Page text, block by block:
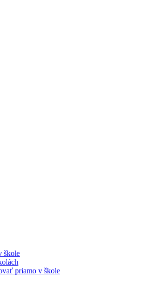
škole
priamo v škole